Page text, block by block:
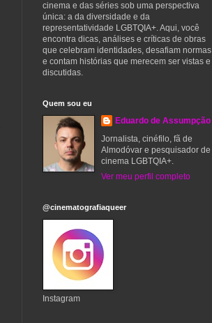
cinema e das séries sob uma perspectiva
única: a da diversidade e da
representatividade LGBTQIA+. Aqui, você
encontra dicas, análises e críticas de obras
que celebram identidades, desafiam normas
e contam histórias que merecem ser vistas e
discutidas.
Quem sou eu
Eduardo de Assumpção
Jornalista, cinéfilo, fã de
Almodóvar e pesquisador de
cinema LGBTQIA+.
Ver meu perfil completo
@cinematografiaqueer
Instagram